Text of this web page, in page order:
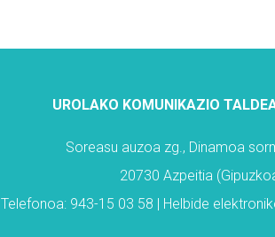
UROLAKO KOMUNIKAZIO
Soreasu auzoa zg., Dinamoa
20730 Azpeitia
Telefonoa: 943-15 03 58 | Helbide